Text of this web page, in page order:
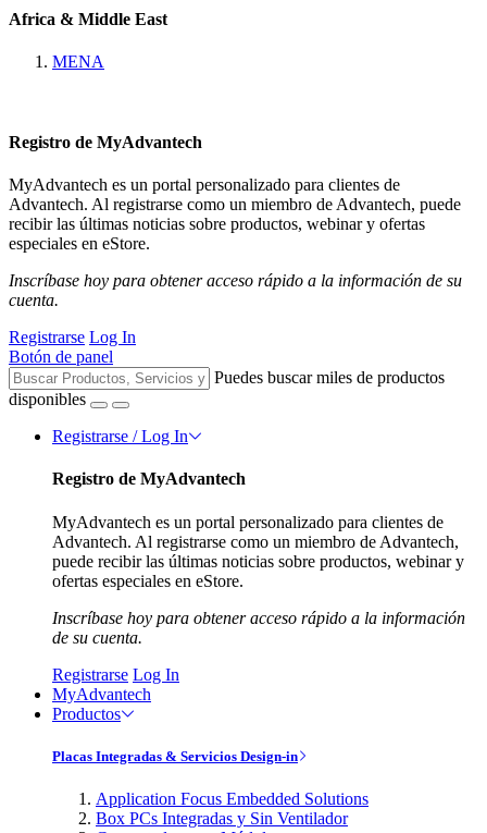
Africa & Middle East
MENA
Registro de MyAdvantech
MyAdvantech es un portal personalizado para clientes de
Advantech. Al registrarse como un miembro de Advantech, puede
recibir las últimas noticias sobre productos, webinar y ofertas
especiales en eStore.
Inscríbase hoy para obtener acceso rápido a la información de su
cuenta.
Registrarse Log In
Botón de panel
Puedes buscar miles de productos
disponibles
Registrarse / Log In
Registro de MyAdvantech
MyAdvantech es un portal personalizado para clientes de
Advantech. Al registrarse como un miembro de Advantech,
puede recibir las últimas noticias sobre productos, webinar y
ofertas especiales en eStore.
Inscríbase hoy para obtener acceso rápido a la información
de su cuenta.
Registrarse Log In
MyAdvantech
Productos
Placas Integradas & Servicios Design-in
Application Focus Embedded Solutions
Box PCs Integradas y Sin Ventilador